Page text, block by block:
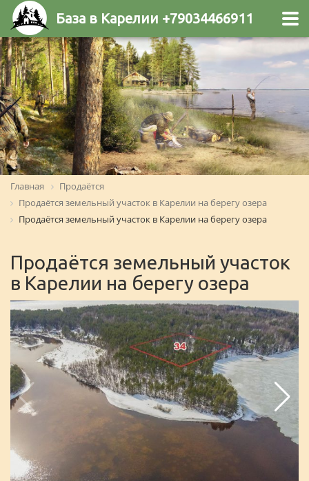
База в Карелии +79034466911
Главная
Продаётся
Продаётся земельный участок в Карелии на берегу озера
Продаётся земельный участок в Карелии на берегу озера
Продаётся земельный участок
в Карелии на берегу озера